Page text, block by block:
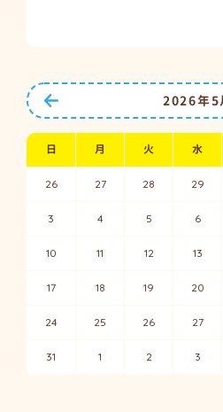
2026年5
日 月 火 水
26 27 28 29
3 4 5 6
10 11 12 13
17 18 19 20
24 25 26 27
31 1 2 3